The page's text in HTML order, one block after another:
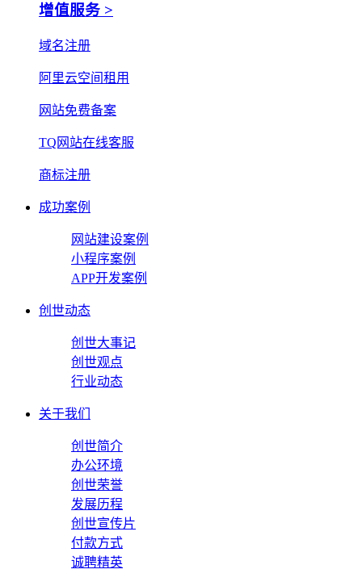
增值服务 >
域名注册
阿里云空间租用
网站免费备案
TQ网站在线客服
商标注册
成功案例
网站建设案例
小程序案例
APP开发案例
创世动态
创世大事记
创世观点
行业动态
关于我们
创世简介
办公环境
创世荣誉
发展历程
创世宣传片
付款方式
诚聘精英